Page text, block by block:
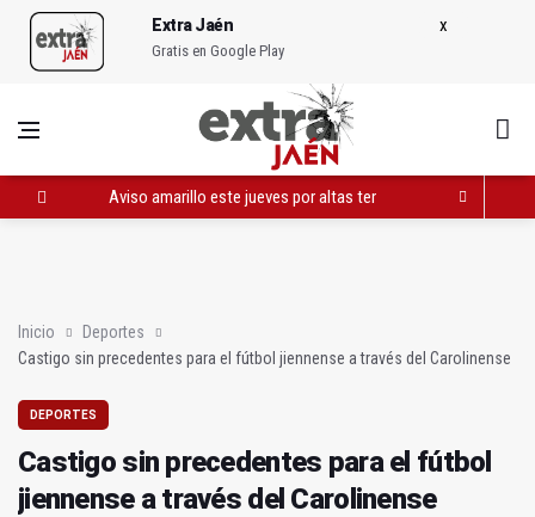
Extra Jaén
Gratis en Google Play
Castigo sin precedentes para el fútbol jiennense a través del
Inicio
Deportes
Castigo sin precedentes para el fútbol jiennense a través del Carolinense
DEPORTES
Castigo sin precedentes para el fútbol
jiennense a través del Carolinense